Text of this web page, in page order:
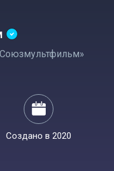
Создано в 2020